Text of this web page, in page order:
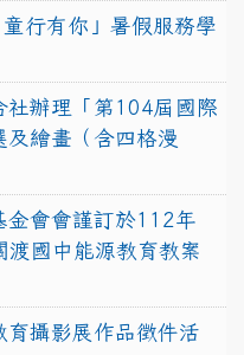
行有你」暑假服務學
社辦理「第104屆國際
及繪畫（含四格漫
金會會謹訂於112年
國中能源教育教案
育攝影展作品徵件活